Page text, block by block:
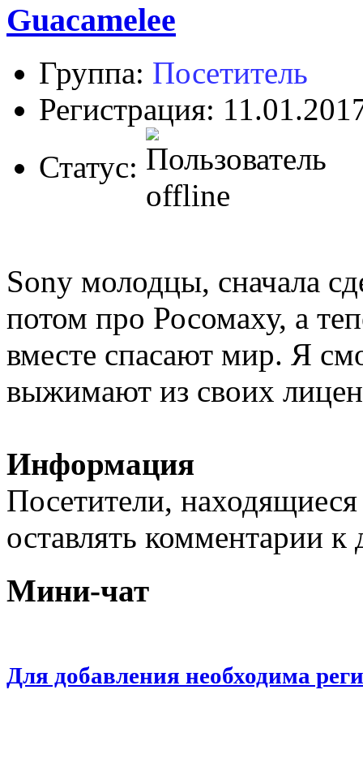
Guacamelee
Группа: Посетитель
Регистрация:
Статус:
Sony молодцы, сначала
потом про Росомаху, а
вместе спасают мир. Я
выжимают из своих
Информация
Посетители,
оставлять комментарии
Мини-чат
Для добавления необходима